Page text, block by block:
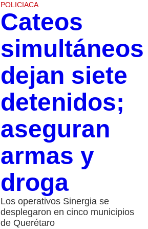
POLICIACA
Cateos
simultáneos
dejan siete
detenidos;
aseguran
armas y
droga
Los operativos Sinergia se
desplegaron en cinco municipios
de Querétaro